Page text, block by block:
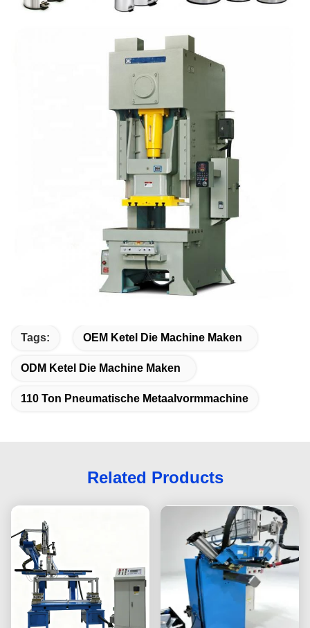
Tags: OEM Ketel Die Machine Maken
ODM Ketel Die Machine Maken
110 Ton Pneumatische Metaalvormmachine
Related Products